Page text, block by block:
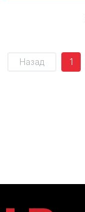
Назад 1